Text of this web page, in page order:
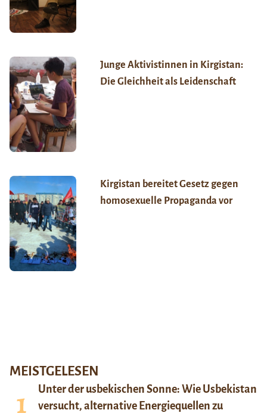
Junge Aktivistinnen in Kirgistan:
Die Gleichheit als Leidenschaft
Kirgistan bereitet Gesetz gegen
homosexuelle Propaganda vor
MEISTGELESEN
Unter der usbekischen Sonne: Wie Usbekistan
versucht, alternative Energiequellen zu